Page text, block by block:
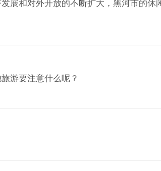
展和对外开放的不断扩大，黑河市的休
游要注意什么呢？